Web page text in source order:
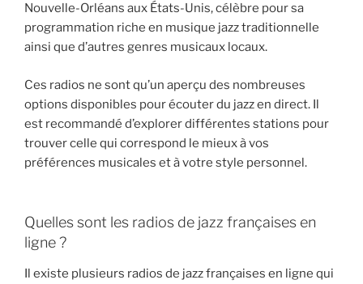
Nouvelle-Orléans aux États-Unis, célèbre pour sa
programmation riche en musique jazz traditionnelle
ainsi que d’autres genres musicaux locaux.
Ces radios ne sont qu’un aperçu des nombreuses
options disponibles pour écouter du jazz en direct. Il
est recommandé d’explorer différentes stations pour
trouver celle qui correspond le mieux à vos
préférences musicales et à votre style personnel.
Quelles sont les radios de jazz françaises en
ligne ?
Il existe plusieurs radios de jazz françaises en ligne qui